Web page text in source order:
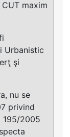
maxim
Urbanistic
şi
nu se
privind
195/2005